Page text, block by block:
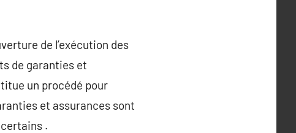
de l’exécution des
de garanties et
un procédé pour
et assurances sont
.